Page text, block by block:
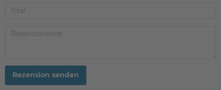
Rezension senden